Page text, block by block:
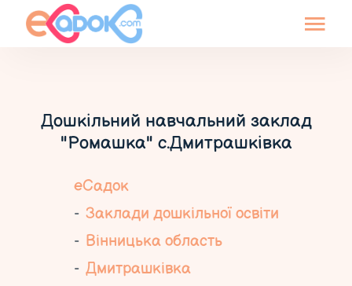
Дошкільний навчальний заклад
"Ромашка" с.Дмитрашківка
еСадок
Заклади дошкільної освіти
Вінницька область
Дмитрашківка